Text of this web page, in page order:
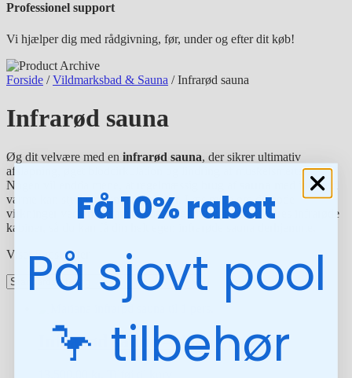
Professionel support
Vi hjælper dig med rådgivning, før, under og efter dit køb!
Forside /Vildmarksbad & Sauna / Infrarød sauna
Infrarød sauna
Øg dit velvære med en infrarød sauna, der sikrer ultimativ
afslapning, øget blodcirkulation og lindring af muskelsmerter.
Nogen vil endda mene, at regelmæssig brug af
med infrarød
varme kan styrke dit immunforsvar. Læs mere om de gode
virkninger ved en infrarød sauna, og invester i en af vores infrarøde
kabiner, så du kan få din helt egen infrarøde sauna derhjemme.
Viser 5 resultater
Infrarød sauna – Auri (1 pers.)
Få 10% rabat
På sjovt pool
🦩 tilbehør